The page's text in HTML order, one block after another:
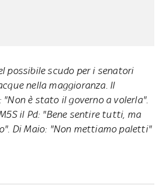
possibile scudo per i senatori
nella maggioranza. Il
è stato il governo a volerla".
il Pd: "Bene sentire tutti, ma
Di Maio: "Non mettiamo paletti"